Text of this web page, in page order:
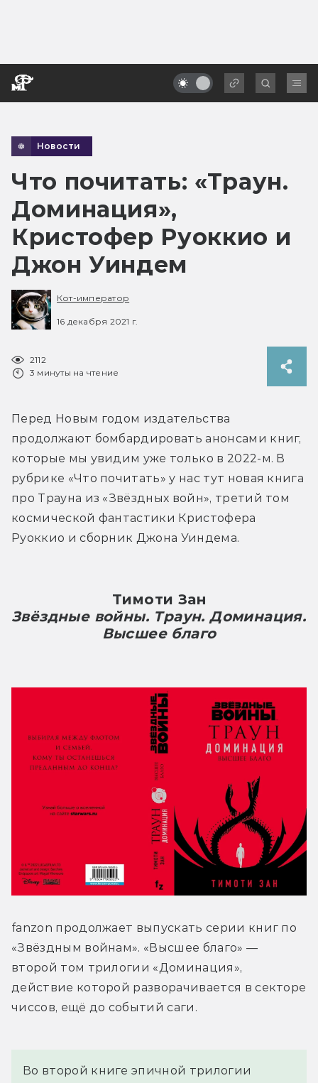
Новости
Что почитать: «Траун.
Доминация»,
Кристофер Руоккио и
Джон Уиндем
Кот-император
16 декабря 2021 г.
2112
3 минуты на чтение
Перед Новым годом издательства
продолжают бомбардировать анонсами книг,
которые мы увидим уже только в 2022-м. В
рубрике «Что почитать» у нас тут новая книга
про Трауна из «Звёздных войн», третий том
космической фантастики Кристофера
Руоккио и сборник Джона Уиндема.
Тимоти Зан
Звёздные войны. Траун. Доминация.
Высшее благо
fanzon продолжает выпускать серии книг по
«Звёздным войнам». «Высшее благо» —
второй том трилогии «Доминация»,
действие которой разворачивается в секторе
чиссов, ещё до событий саги.
Во второй книге эпичной трилогии